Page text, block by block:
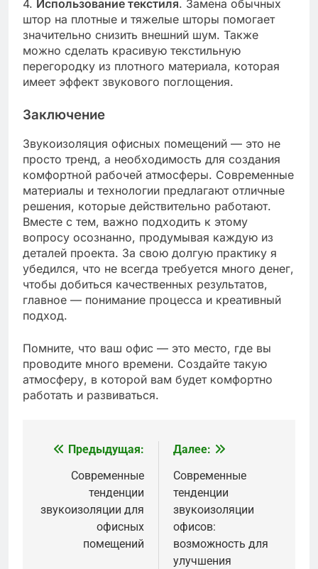
4. Использование текстиля. Замена обычных
штор на плотные и тяжелые шторы помогает
значительно снизить внешний шум. Также
можно сделать красивую текстильную
перегородку из плотного материала, которая
имеет эффект звукового поглощения.
Заключение
Звукоизоляция офисных помещений — это не
просто тренд, а необходимость для создания
комфортной рабочей атмосферы. Современные
материалы и технологии предлагают отличные
решения, которые действительно работают.
Вместе с тем, важно подходить к этому
вопросу осознанно, продумывая каждую из
деталей проекта. За свою долгую практику я
убедился, что не всегда требуется много денег,
чтобы добиться качественных результатов,
главное — понимание процесса и креативный
подход.
Помните, что ваш офис — это место, где вы
проводите много времени. Создайте такую
атмосферу, в которой вам будет комфортно
работать и развиваться.
Навигация
записям
Предыдущая:
Современные
тенденции
звукоизоляции для
офисных
помещений
Далее:
Современные
тенденции
звукоизоляции
офисов:
возможность для
улучшения